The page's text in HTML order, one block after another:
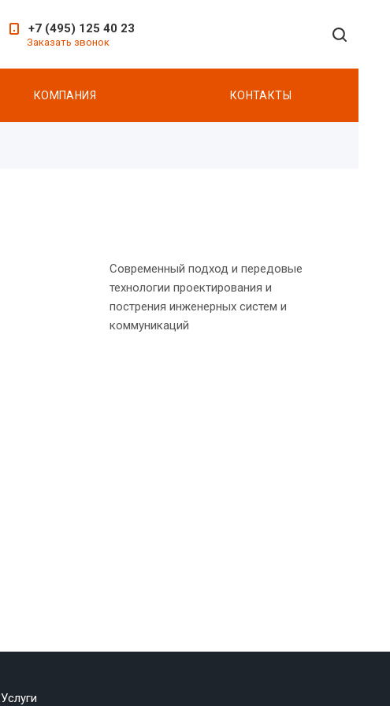
+7 (495) 125 40 23
Заказать звонок
КОМПАНИЯ КОНТАКТЫ
Современный подход и передовые
технологии проектирования и
пострения инженерных систем и
коммуникаций
Услуги